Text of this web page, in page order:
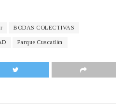
BODAS COLECTIVAS
Parque Cuscatlán